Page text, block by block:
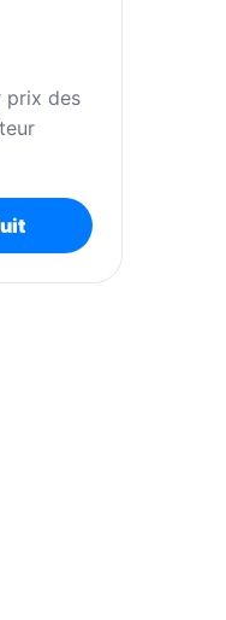
prix des